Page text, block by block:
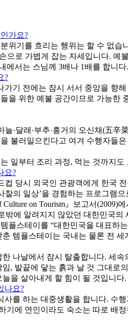
가요?
위기를 흐리는 행위는 할 수 없
으로 가볍게 잡는 자세입니다.
에서는 스님께 3배나 1배를 합니다.
?
가기 전에는 잠시 서서 중앙을 향
을 위한 예불 공간이므로 가능한
늘·달래·부추·흥거의 오신채(五
불러일으킨다고 여겨 수행자들
일부터 조리 과정, 먹는 것까지
요?
컵 당시 외국인 관광객에게 한국
찰의 일상’을 경험하는 프로그램
Culture on Tourism』보고서
밖에 알려지지 않았던 대한민국
플스테이를 “대한민국을 대표하
템플스테이는 국내는 물론 전
나날에서 잠시 탈출합니다. 세
, 발끝에 닿는 흙과 날 것 그대로
을 살아내게 할 힘이 될 것입니다.
나요?
사를 하는 대중생활을 합니다. 수
기에 연인이라도 숙소는 따로 배